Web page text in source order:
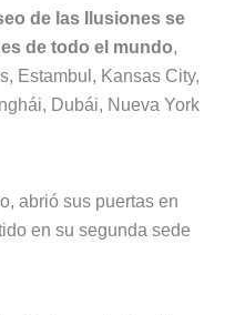
de las Ilusiones se
de todo el mundo,
Estambul, Kansas City,
Dubái, Nueva York
abrió sus puertas en
en su segunda sede